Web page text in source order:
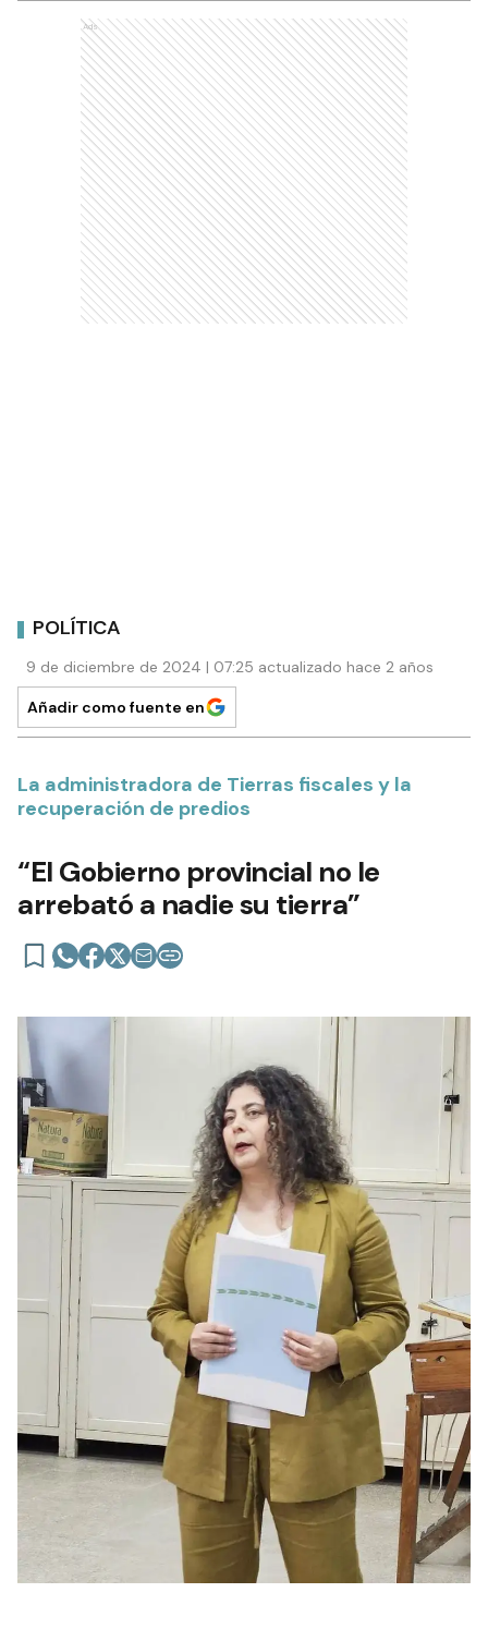
Ads
POLÍTICA
9 de diciembre de 2024 | 07:25 actualizado hace 2 años
Añadir como fuente en
La administradora de Tierras fiscales y la
recuperación de predios
“El Gobierno provincial no le
arrebató a nadie su tierra”